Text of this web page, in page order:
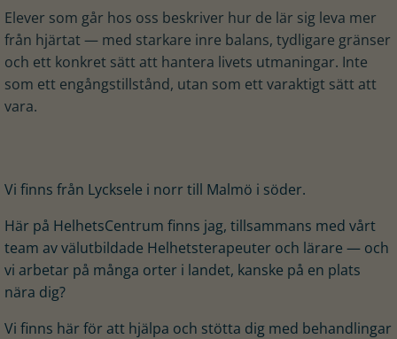
Elever som går hos oss beskriver hur de lär sig leva mer
från hjärtat — med starkare inre balans, tydligare gränser
och ett konkret sätt att hantera livets utmaningar. Inte
som ett engångstillstånd, utan som ett varaktigt sätt att
vara.
Vi finns från Lycksele i norr till Malmö i söder.
Här på HelhetsCentrum finns jag, tillsammans med vårt
team av välutbildade Helhetsterapeuter och lärare — och
vi arbetar på många orter i landet, kanske på en plats
nära dig?
Vi finns här för att hjälpa och stötta dig med behandlingar